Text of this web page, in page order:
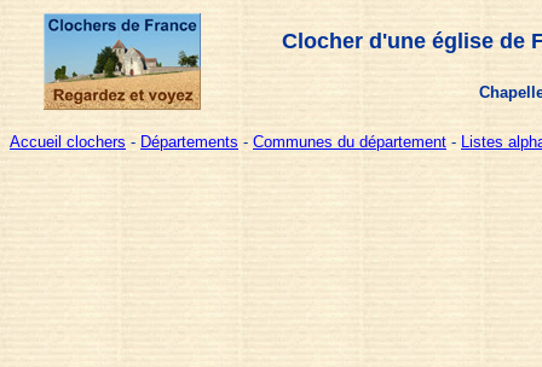
Clocher d'une église de
Accueil clochers - Départements - Communes du département - Listes